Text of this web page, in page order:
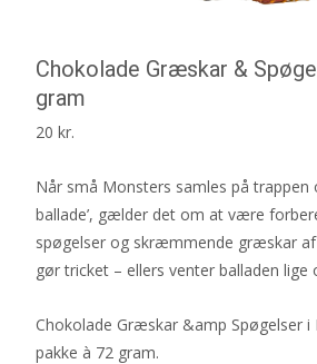
Chokolade Græskar &
gram
20 kr.
Når små Monsters samles på trappen
ballade’, gælder det om at være
spøgelser og skræmmende græskar
gør tricket – ellers venter balladen lige
Chokolade Græskar &amp Spøgelser
pakke à 72 gram.